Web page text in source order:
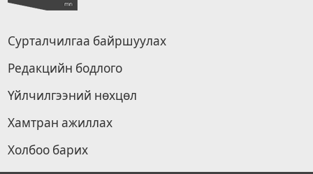
Сурталчилгаа байршуулах
Редакцийн бодлого
Үйлчилгээний нөхцөл
Хамтран ажиллах
Холбоо барих